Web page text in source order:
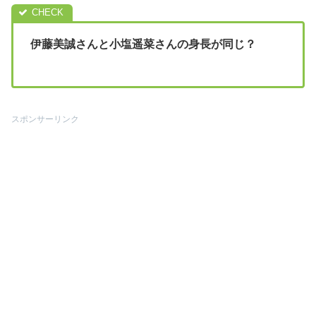
伊藤美誠さんと小塩遥菜さんの身長が同じ？
スポンサーリンク